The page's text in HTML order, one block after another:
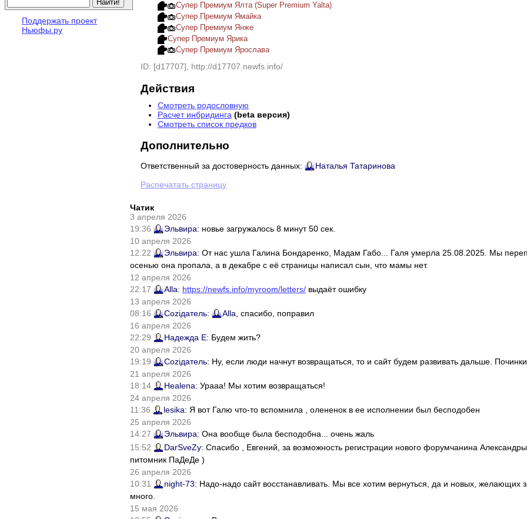
Поддержать проект
Ньюфы.ру
Супер Премиум Ялта (Super Premium Yalta)
Супер Премиум Ямайка
Супер Премиум Янже
Супер Премиум Ярика
Супер Премиум Ярослава
ID: [d17707], http://d17707.newfs.info/
Действия
Смотреть родословную
Расчет инбридинга (beta версия)
Смотреть список предков
Дополнительно
Ответственный за достоверность данных: Наталья Татаринова
Распечатать страницу
Чатик
3 апреля 2026
19:36
Эльвира: новье загружалось 8 минут 50 сек.
10 апреля 2026
12:22
Эльвира: От нас ушла Галина Бондаренко, Мадам Габо... Галя умерла 25.08.2025. Мы
осенью она пропала, а в декабре с её страницы написал сын, что мамы нет.
12 апреля 2026
22:17
Alla: https://newfs.info/myroom/letters/ выдаёт ошибку
13 апреля 2026
08:16
Соziдатель: Alla , спасибо, поправил
16 апреля 2026
22:29
Надежда Е: Будем жить?
20 апреля 2026
19:19
Соziдатель: Ну, если люди начнут возвращаться, то и сайт будем развивать дальше.
21 апреля 2026
18:14
Healena: Урааа! Мы хотим возвращаться!
24 апреля 2026
11:36
lesika: Я вот Галю что-то вспомнила , олененок в ее исполнении был бесподобен
25 апреля 2026
14:27
Эльвира: Она вообще была бесподобна... очень жаль
15:52
DarSveZy: Спасибо , Евгений, за возможность регистрации нового форумчанина
питомник ПаДеДе )
26 апреля 2026
10:31
night-73: Надо-надо сайт восстанавливать. Мы все хотим вернуться, да и новых, желающих
много.
15 мая 2026